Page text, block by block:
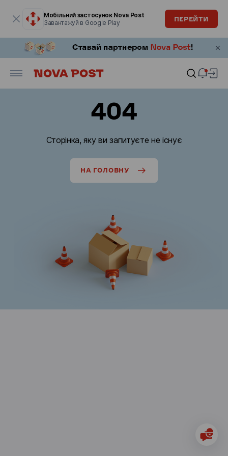
Мобільний застосунок Nova Post
Завантажуй в Google Play
ПЕРЕЙТИ
404
Сторінка, яку ви запитуєте не існує
НА ГОЛОВНУ